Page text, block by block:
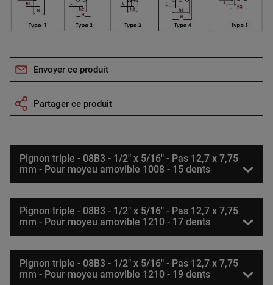
Envoyer ce produit
Partager ce produit
Pignon triple - 08B3 - 1/2" x 5/16" - Pas 12,7 x 7,75
mm - Pour moyeu amovible 1008 - 15 dents
Pignon triple - 08B3 - 1/2" x 5/16" - Pas 12,7 x 7,75
mm - Pour moyeu amovible 1210 - 17 dents
Pignon triple - 08B3 - 1/2" x 5/16" - Pas 12,7 x 7,75
mm - Pour moyeu amovible 1210 - 19 dents